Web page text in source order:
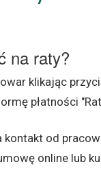
na raty?
klikając
płatności
kontakt od
online lub